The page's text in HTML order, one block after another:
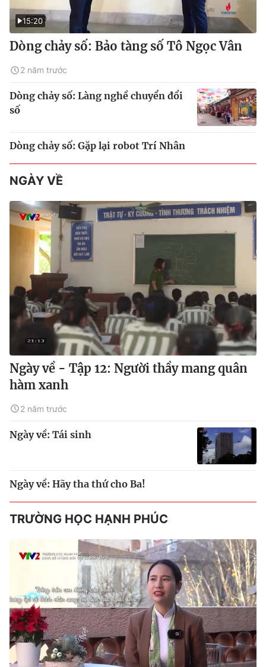
15:20
Dòng chảy số: Bảo tàng số Tô Ngọc Vân
2 năm trước
Dòng chảy số: Làng nghề chuyển đổi
số
Dòng chảy số: Gặp lại robot Trí Nhân
NGÀY VỀ
Ngày về - Tập 12: Người thầy mang quân
hàm xanh
2 năm trước
Ngày về: Tái sinh
Ngày về: Hãy tha thứ cho Ba!
TRƯỜNG HỌC HẠNH PHÚC